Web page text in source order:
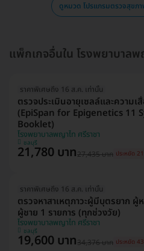
ดูหมวด โปรแกรมตรวจสุข
แพ็กเกจอื่นใน โรงพยาบาลพ
ราคาพิเศษถึง 16 ส.ค. เท่านั้น
ตรวจประเมินอายุเซลล์และความเ
(EpiSpan for Epigenetics 11
Booklet)
โรงพยาบาลพญาไท ศรีราชา
ชลบุรี
21,780 บาท27,435 บาท ประหยัด
ราคาพิเศษถึง 16 ส.ค. เท่านั้น
ตรวจหาสาเหตุภาวะผู้มีบุตรยาก ผู้
ผู้ชาย 1 รายการ (ทุกช่วงวัย)
โรงพยาบาลพญาไท ศรีราชา
ชลบุรี
19,600 บาท34,376 บาท ประหยัด